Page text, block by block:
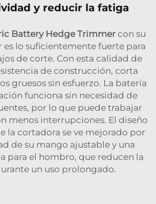
y reducir la fatiga
Battery Hedge Trimmer con su
lo suficientemente fuerte para
de corte. Con esta calidad de
de construcción, corta
gruesos sin esfuerzo. La batería
funciona sin necesidad de
por lo que puede trabajar
menos interrupciones. El diseño
la cortadora se ve mejorado por
de su mango ajustable y una
para el hombro, que reducen la
un uso prolongado.